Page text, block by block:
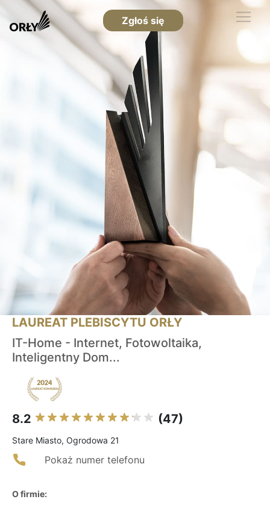
Zgłoś się
LAUREAT PLEBISCYTU ORŁY
IT-Home - Internet, Fotowoltaika,
Inteligentny Dom...
8.2 (47)
Stare Miasto, Ogrodowa 21
Pokaż numer telefonu
O firmie: